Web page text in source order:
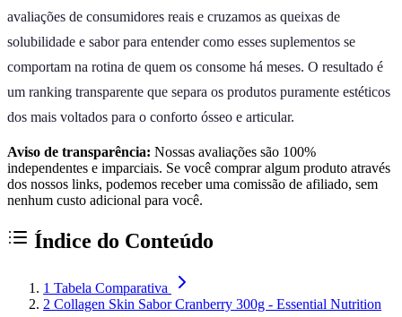
avaliações de consumidores reais e cruzamos as queixas de
solubilidade e sabor para entender como esses suplementos se
comportam na rotina de quem os consome há meses. O resultado é
um ranking transparente que separa os produtos puramente estéticos
dos mais voltados para o conforto ósseo e articular.
Aviso de transparência: Nossas avaliações são 100%
independentes e imparciais. Se você comprar algum produto através
dos nossos links, podemos receber uma comissão de afiliado, sem
nenhum custo adicional para você.
Índice do Conteúdo
1 Tabela Comparativa
2 Collagen Skin Sabor Cranberry 300g - Essential Nutrition